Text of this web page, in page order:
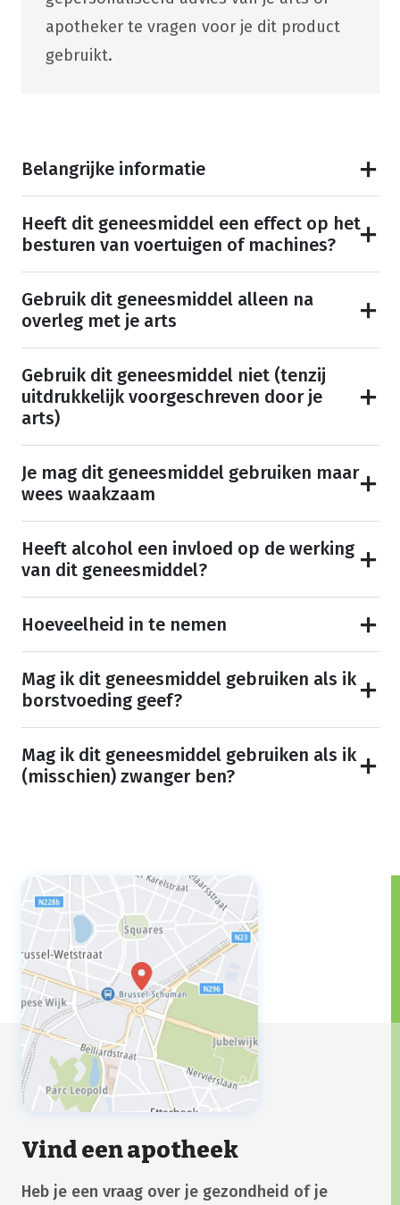
apotheker te vragen voor je dit product
gebruikt.
Belangrijke informatie
Heeft dit geneesmiddel een effect op het
besturen van voertuigen of machines?
Gebruik dit geneesmiddel alleen na
overleg met je arts
Gebruik dit geneesmiddel niet (tenzij
uitdrukkelijk voorgeschreven door je
arts)
Je mag dit geneesmiddel gebruiken maar
wees waakzaam
Heeft alcohol een invloed op de werking
van dit geneesmiddel?
Hoeveelheid in te nemen
Mag ik dit geneesmiddel gebruiken als ik
borstvoeding geef?
Mag ik dit geneesmiddel gebruiken als ik
(misschien) zwanger ben?
Vind een apotheek
Heb je een vraag over je gezondheid of je